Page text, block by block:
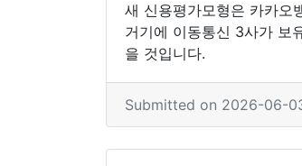
새 신용평가모형은 카카오
거기에 이동통신 3사가 보
을 것입니다.
Submitted on 2026-06-